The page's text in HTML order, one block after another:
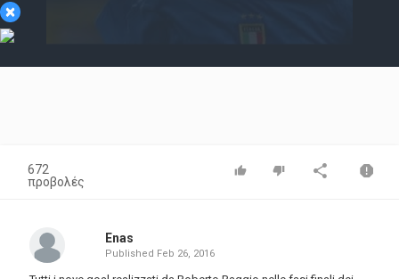
×
Video
672
προβολές
Enas
Published Feb 26, 2016